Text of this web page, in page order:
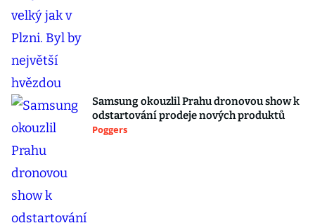
Samsung okouzlil Prahu dronovou show k
odstartování prodeje nových produktů
Poggers